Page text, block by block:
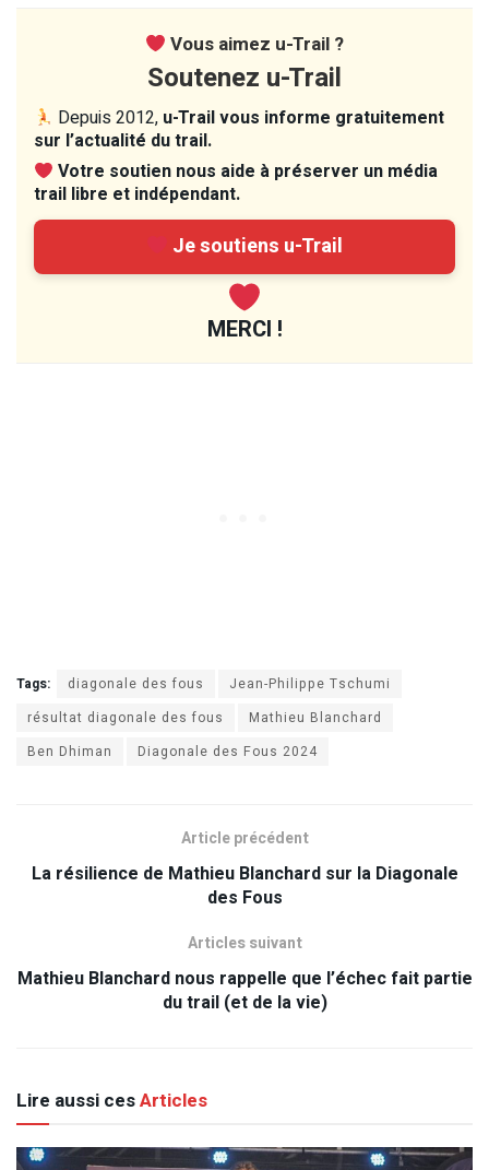
Vous aimez u-Trail ?
Soutenez u-Trail
Depuis 2012, u-Trail vous informe gratuitement
sur l’actualité du trail.
Votre soutien nous aide à préserver un média
trail libre et indépendant.
Je soutiens u-Trail
MERCI !
Tags: diagonale des fous
Jean-Philippe Tschumi
résultat diagonale des fous
Mathieu Blanchard
Ben Dhiman
Diagonale des Fous 2024
Article précédent
La résilience de Mathieu Blanchard sur la Diagonale
des Fous
Articles suivant
Mathieu Blanchard nous rappelle que l’échec fait partie
du trail (et de la vie)
Lire aussi cesArticles